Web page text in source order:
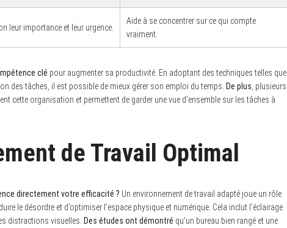
leur importance et leur urgence.
Aide à se concentrer sur ce qui compte
vraiment.
clé pour augmenter sa productivité. En adoptant des techniques telles que
des tâches, il est possible de mieux gérer son emploi du temps. De plus , plusieurs
cette organisation et permettent de garder une vue d’ensemble sur les tâches à
de Travail Optimal
directement votre efficacité ? Un environnement de travail adapté joue un rôle
le désordre et d’optimiser l’espace physique et numérique. Cela inclut l’éclairage
distractions visuelles. Des études ont démontré qu’un bureau bien rangé et une